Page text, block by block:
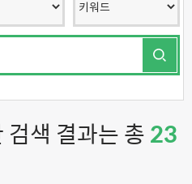
검색 결과는 총23